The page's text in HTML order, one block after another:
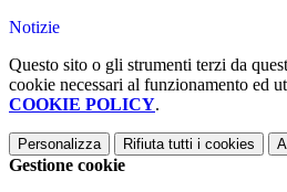
Notizie
Questo sito o gli strumenti terzi da
cookie necessari al funzionamento ed
COOKIE POLICY.
Personalizza Rifiuta tutti i cookies
Gestione cookie